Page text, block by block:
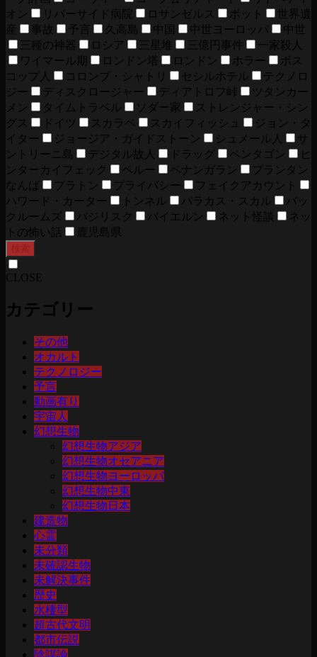
オン
リバーサイド病院 ロサンゼルス ボット
世界遺
産
事故 予言 久高島 中国 中世ヨーロッパ
中世
三種の神器
ロシア 三星堆 三億円事件
一家殺人
ワイマール期
ロンドン塔 ロンドン ホラー
ボス
コップ人
コロンブ・シャトリ セシルホテル
テクノロ
ジー
ディスクロージャー ディアトロフ峠
ツタンカー
メン
タイムトラベル ソダー家
ストレンジャー・シン
グス
ドイツ スカラベ スカイフィッシュ
ジョン・タ
イター
ジョージア・ガイドストーン シュメール人
サ
ントリーニ島
デジタル故人 ドラッグ ペンタゴン
ヒ
ンターカイフェック
ペルー ペナンガラン
プランタン
なんば
プラトン プライバシー
フェイクアカウント
ハワード・カーター
トンネル パラカス・スカル
バッ
クルームズ
バジリスク バイエルン ネット怪談
ネッ
トの怖い話
鹿児島県
検索
CLOSE
カテゴリー
その他
オカルト
テクノロジー
予言
動画有り
宇宙人
幻想生物
幻想生物アジア
幻想生物オセアニア
幻想生物ヨーロッパ
幻想生物中東
幻想生物日本
建造物
心霊
未分類
未確認生物
未解決事件
歴史
水棲型
超古代文明
都市伝説